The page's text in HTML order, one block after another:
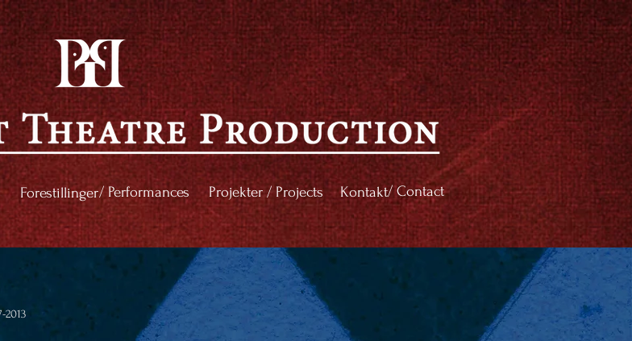
Forestillinger/ Performances Projekter / Projects Kontakt/ Contact
2013